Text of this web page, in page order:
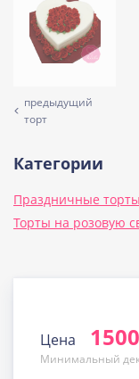
предыдущий
торт
Категории
Праздничные
Торты на розовую
Цена
Минимальный